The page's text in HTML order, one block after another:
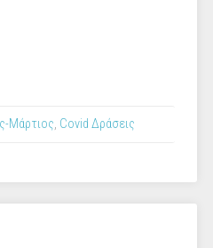
Μάρτιος, Covid Δράσεις